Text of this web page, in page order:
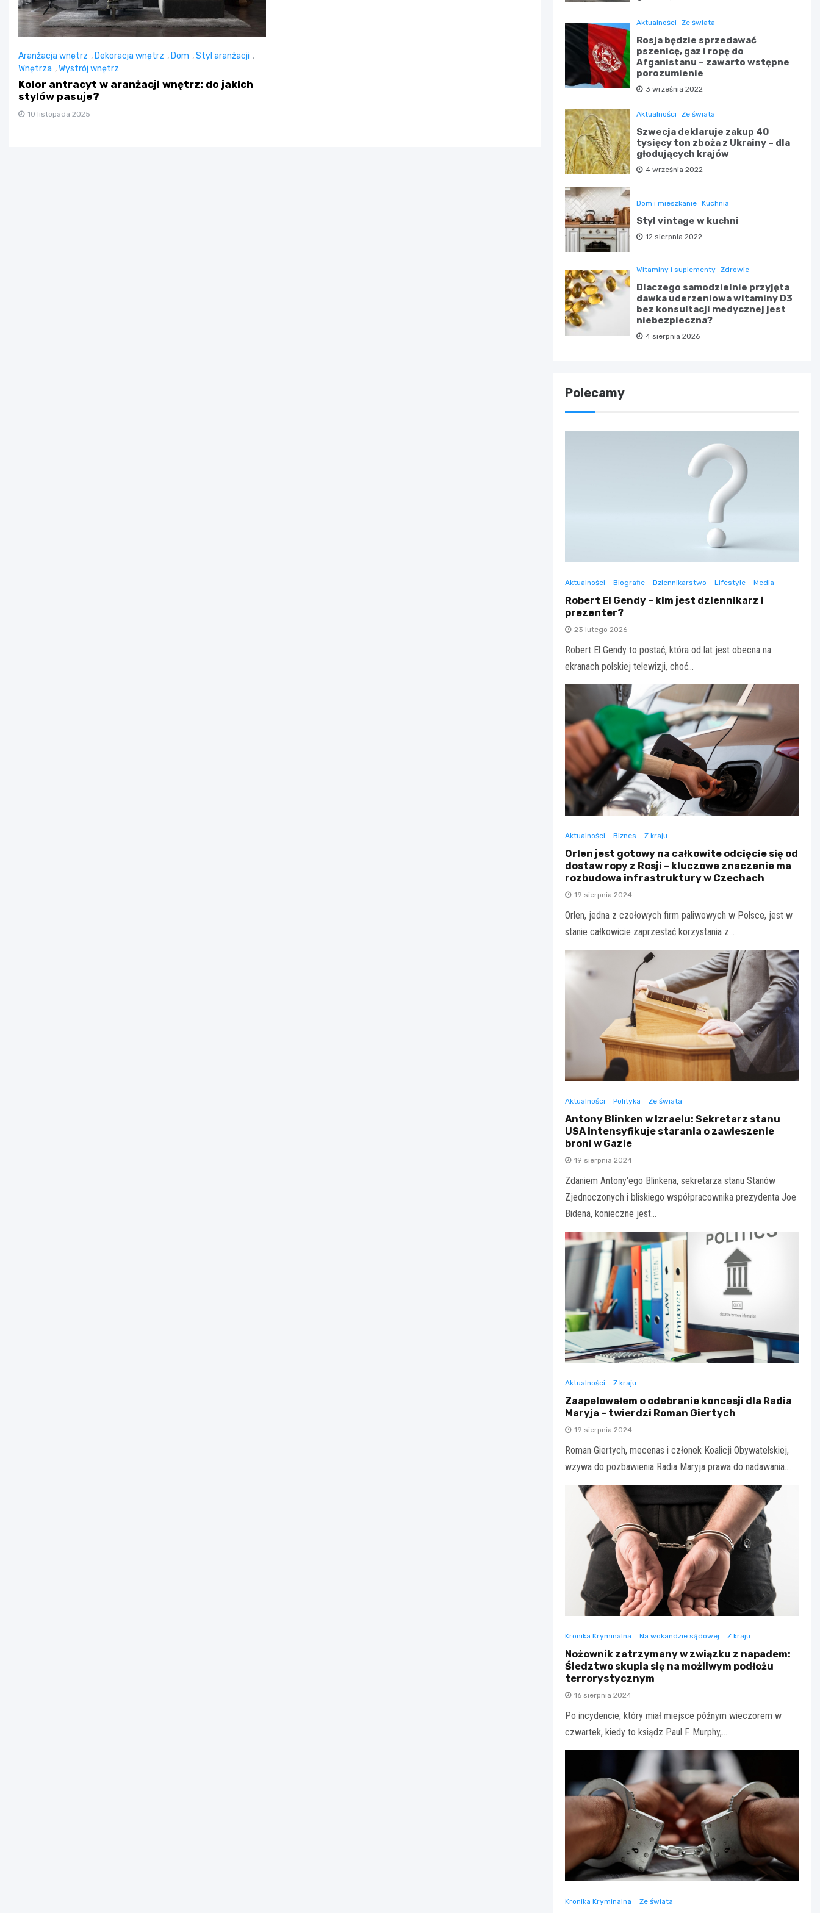
Aranżacja wnętrz , Dekoracja wnętrz , Dom ,Styl aranżacji ,
Wnętrza ,Wystrój wnętrz
Kolor antracyt w aranżacji wnętrz: do jakich
stylów pasuje?
10 listopada 2025
Aktualności Ze świata
Rosja będzie sprzedawać
pszenicę, gaz i ropę do
Afganistanu – zawarto wstępne
porozumienie
3 września 2022
Aktualności Ze świata
Szwecja deklaruje zakup 40
tysięcy ton zboża z Ukrainy – dla
głodujących krajów
4 września 2022
Dom i mieszkanie Kuchnia
Styl vintage w kuchni
12 sierpnia 2022
Witaminy i suplementy Zdrowie
Dlaczego samodzielnie przyjęta
dawka uderzeniowa witaminy D3
bez konsultacji medycznej jest
niebezpieczna?
4 sierpnia 2026
Polecamy
Aktualności Biografie Dziennikarstwo Lifestyle Media
Robert El Gendy – kim jest dziennikarz i
prezenter?
23 lutego 2026
Robert El Gendy to postać, która od lat jest obecna na
ekranach polskiej telewizji, choć…
Aktualności Biznes Z kraju
Orlen jest gotowy na całkowite odcięcie się od
dostaw ropy z Rosji – kluczowe znaczenie ma
rozbudowa infrastruktury w Czechach
19 sierpnia 2024
Orlen, jedna z czołowych firm paliwowych w Polsce, jest w
stanie całkowicie zaprzestać korzystania z…
Aktualności Polityka Ze świata
Antony Blinken w Izraelu: Sekretarz stanu
USA intensyfikuje starania o zawieszenie
broni w Gazie
19 sierpnia 2024
Zdaniem Antony'ego Blinkena, sekretarza stanu Stanów
Zjednoczonych i bliskiego współpracownika prezydenta Joe
Bidena, konieczne jest…
Aktualności Z kraju
Zaapelowałem o odebranie koncesji dla Radia
Maryja – twierdzi Roman Giertych
19 sierpnia 2024
Roman Giertych, mecenas i członek Koalicji Obywatelskiej,
wzywa do pozbawienia Radia Maryja prawa do nadawania.…
Kronika Kryminalna Na wokandzie sądowej Z kraju
Nożownik zatrzymany w związku z napadem:
Śledztwo skupia się na możliwym podłożu
terrorystycznym
16 sierpnia 2024
Po incydencie, który miał miejsce późnym wieczorem w
czwartek, kiedy to ksiądz Paul F. Murphy,…
Kronika Kryminalna Ze świata